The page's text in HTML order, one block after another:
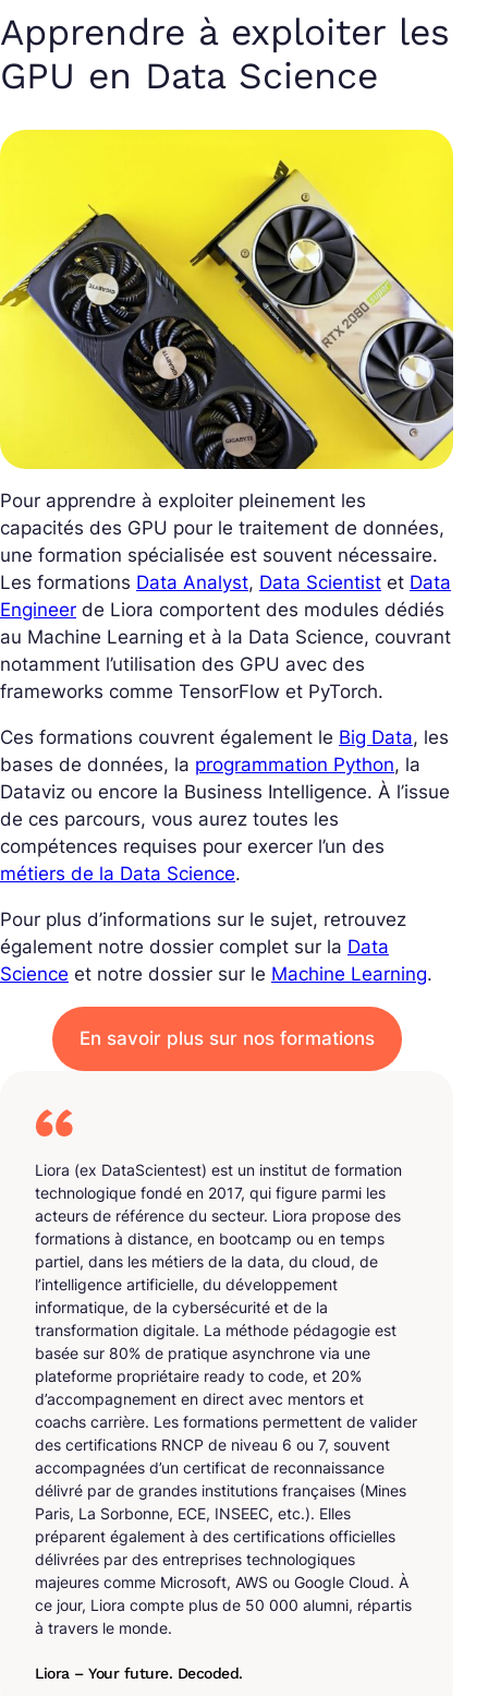
Apprendre à exploiter les
GPU en Data Science
Pour apprendre à exploiter pleinement les
capacités des GPU pour le traitement de données,
une formation spécialisée est souvent nécessaire.
Les formations Data Analyst, Data Scientist et Data
Engineer de Liora comportent des modules dédiés
au Machine Learning et à la Data Science, couvrant
notamment l’utilisation des GPU avec des
frameworks comme TensorFlow et PyTorch.
Ces formations couvrent également le Big Data, les
bases de données, la programmation Python, la
Dataviz ou encore la Business Intelligence. À l’issue
de ces parcours, vous aurez toutes les
compétences requises pour exercer l’un des
métiers de la Data Science.
Pour plus d’informations sur le sujet, retrouvez
également notre dossier complet sur la Data
Science et notre dossier sur le Machine Learning.
En savoir plus sur nos formations
Liora (ex DataScientest) est un institut de formation
technologique fondé en 2017, qui figure parmi les
acteurs de référence du secteur. Liora propose des
formations à distance, en bootcamp ou en temps
partiel, dans les métiers de la data, du cloud, de
l’intelligence artificielle, du développement
informatique, de la cybersécurité et de la
transformation digitale. La méthode pédagogie est
basée sur 80% de pratique asynchrone via une
plateforme propriétaire ready to code, et 20%
d’accompagnement en direct avec mentors et
coachs carrière. Les formations permettent de valider
des certifications RNCP de niveau 6 ou 7, souvent
accompagnées d’un certificat de reconnaissance
délivré par de grandes institutions françaises (Mines
Paris, La Sorbonne, ECE, INSEEC, etc.). Elles
préparent également à des certifications officielles
délivrées par des entreprises technologiques
majeures comme Microsoft, AWS ou Google Cloud. À
ce jour, Liora compte plus de 50 000 alumni, répartis
à travers le monde.
Liora – Your future. Decoded.